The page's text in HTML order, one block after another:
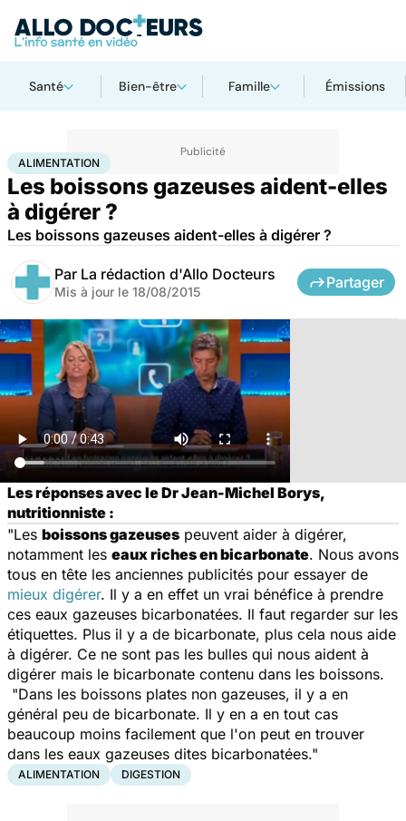
Santé Bien-être Famille Émissions
AccueilBien-être Nutrition Alimentation
ALIMENTATION
Les boissons gazeuses aident-elles
à digérer ?
Les boissons gazeuses aident-elles à digérer ?
Par La rédaction d'Allo Docteurs
Mis à jour le 18/08/2015
Partager
Les réponses avec le Dr Jean-Michel Borys,
nutritionniste :
"Les boissons gazeuses peuvent aider à digérer,
notamment les eaux riches en bicarbonate. Nous avons
tous en tête les anciennes publicités pour essayer de
mieux digérer. Il y a en effet un vrai bénéfice à prendre
ces eaux gazeuses bicarbonatées. Il faut regarder sur les
étiquettes. Plus il y a de bicarbonate, plus cela nous aide
à digérer. Ce ne sont pas les bulles qui nous aident à
digérer mais le bicarbonate contenu dans les boissons.
"Dans les boissons plates non gazeuses, il y a en
général peu de bicarbonate. Il y en a en tout cas
beaucoup moins facilement que l'on peut en trouver
dans les eaux gazeuses dites bicarbonatées."
ALIMENTATION DIGESTION